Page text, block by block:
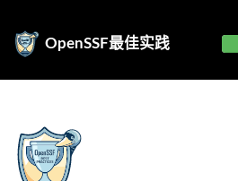
OpenSSF最佳实践